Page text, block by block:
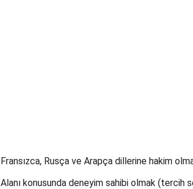
Fransızca, Rusça ve Arapça dillerine hakim
Alanı konusunda deneyim sahibi olmak (tercih